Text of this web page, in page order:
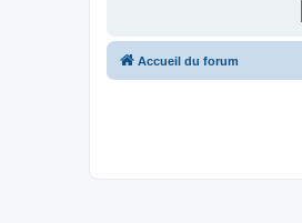
Accueil du forum